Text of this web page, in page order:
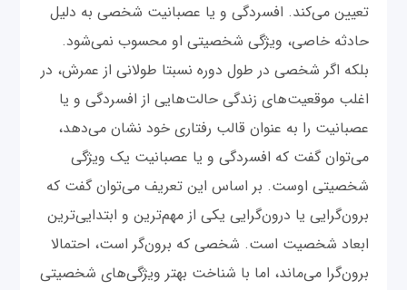
تعیین می‌کند. افسردگی و یا عصبانیت شخصی به دلیل
حادثه خاصی، ویژگی شخصیتی او محسوب نمی‌شود.
بلکه اگر شخصی در طول دوره نسبتا طولانی از عمرش، در
اغلب موقعیت‌های زندگی حالت‌هایی از افسردگی و یا
عصبانیت را به عنوان قالب رفتاری خود نشان می‌دهد،
می‌توان گفت که افسردگی و یا عصبانیت یک ویژگی
شخصیتی اوست. بر اساس این تعریف می‌توان گفت که
برون‌گرایی یا درون‌گرایی یکی از مهم‌ترین و ابتدایی‌ترین
ابعاد شخصیت ‌است. شخصی که برون‌گر است، احتمالا
برون‌گرا می‌ماند، اما با شناخت بهتر ویژگی‌های شخصیتی